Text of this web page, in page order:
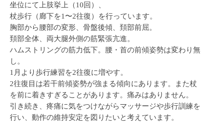
坐位にて上肢挙上（10回）、
杖歩行（廊下を1〜2往復）を行っています。
胸部から腰部の変形、骨盤後傾、頚部前屈。
頚部全体、両大腿外側の筋緊張亢進。
ハムストリングの筋力低下。腰・首の前傾姿勢は変わり無
し。
1月より歩行練習を2往復に増やす。
2往復目は若干前傾姿勢が強まる傾向にあります。また杖
を前に着きすぎることがあります。痛みはありません。
引き続き、疼痛に気をつけながらマッサージや歩行訓練を
行い、動作の維持安定を図りたいと考えています。